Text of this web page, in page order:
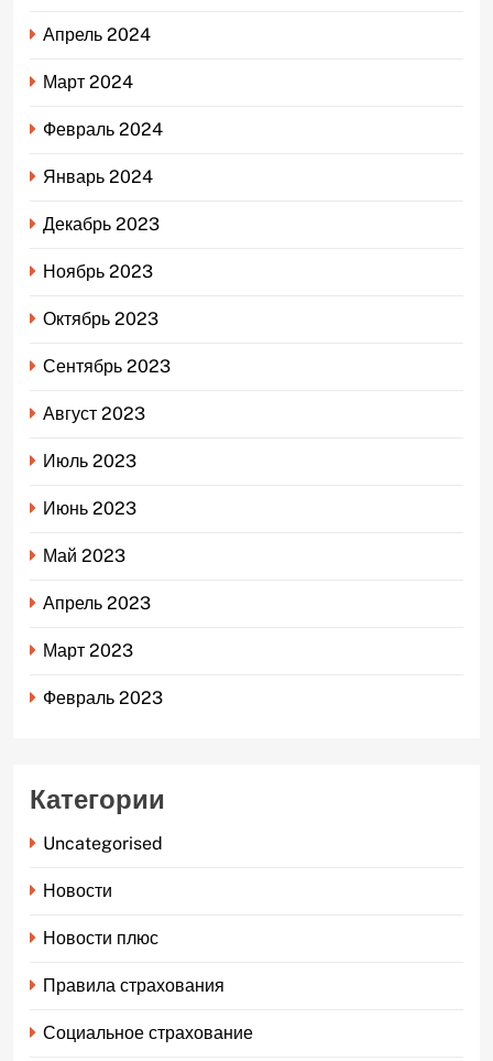
Апрель 2024
Март 2024
Февраль 2024
Январь 2024
Декабрь 2023
Ноябрь 2023
Октябрь 2023
Сентябрь 2023
Август 2023
Июль 2023
Июнь 2023
Май 2023
Апрель 2023
Март 2023
Февраль 2023
Категории
Uncategorised
Новости
Новости плюс
Правила страхования
Социальное страхование